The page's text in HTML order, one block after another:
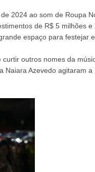
2024 ao som de Roupa
de R$ 5 milhões
espaço para festejar
outros nomes da
Naiara Azevedo agitaram